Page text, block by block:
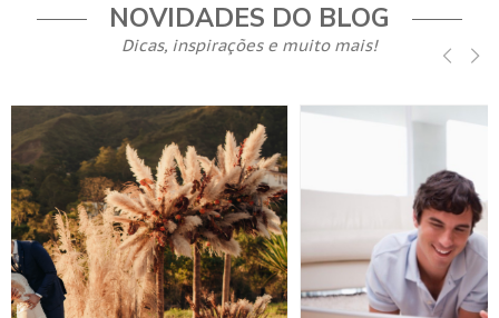
NOVIDADES DO BLOG
Dicas, inspirações e muito mais!